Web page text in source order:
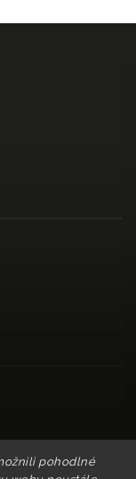
pohodlné